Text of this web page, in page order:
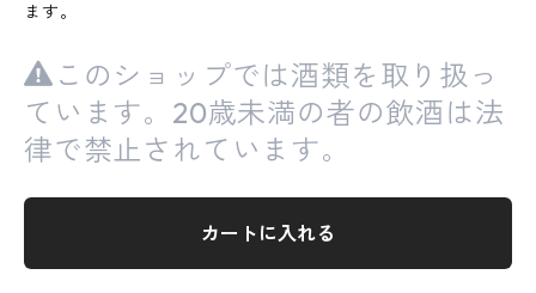
ます。
このショップでは酒類を取り扱っ
ています。20歳未満の者の飲酒は法
律で禁止されています。
カートに入れる